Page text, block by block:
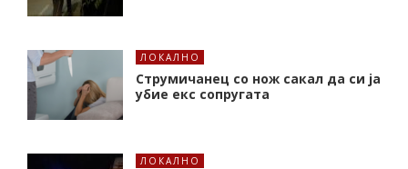
ЛОКАЛНО
Струмичанец со нож сакал да си ја
убие екс сопругата
ЛОКАЛНО